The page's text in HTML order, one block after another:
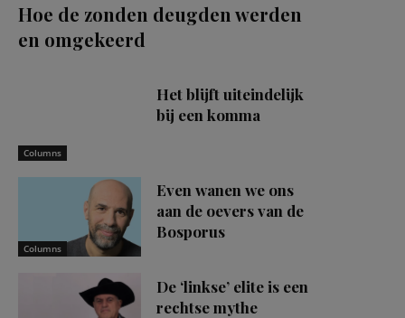
Hoe de zonden deugden werden
en omgekeerd
Columns
Het blijft uiteindelijk
bij een komma
Columns
Even wanen we ons
aan de oevers van de
Bosporus
De ‘linkse’ elite is een
rechtse mythe